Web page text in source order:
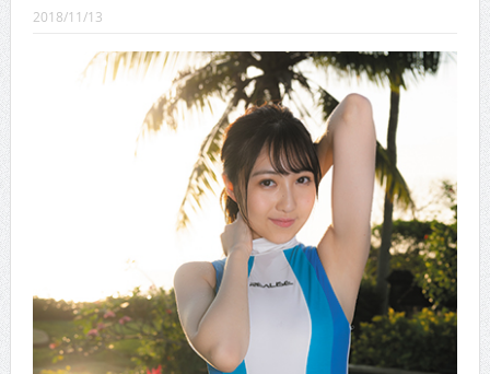
CINEMA×STYLE 287号
CINEMA×STYLE 286号
CINEMA×STYLE 285号
CINEMA×STYLE 294号
2018/11/13